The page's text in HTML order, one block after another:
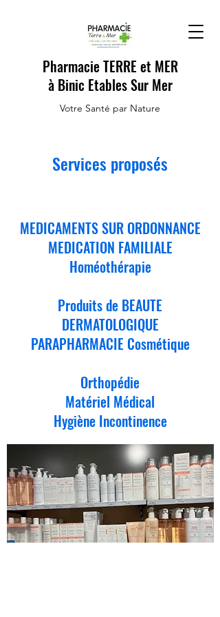
Pharmacie TERRE et MER
à Binic Etables Sur Mer
Votre Santé par Nature
Services proposés
MEDICAMENTS SUR ORDONNANCE
MEDICATION FAMILIALE
Homéothérapie
Produits de BEAUTE
DERMATOLOGIQUE
PARAPHARMACIE Cosmétique
Orthopédie
Matériel Médical
Hygiène Incontinence